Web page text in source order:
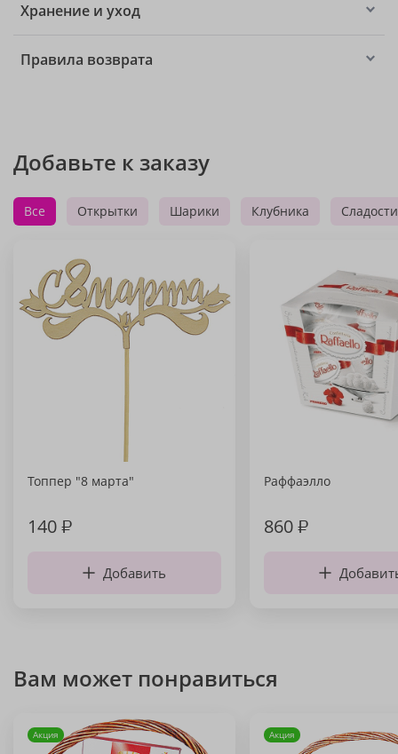
Хранение и уход
Правила возврата
Добавьте к заказу
Все Открытки Шарики Клубника Сладости
Топпер "8 марта"
140₽
Добавить
Раффаэлло
860₽
Вам может понравиться
Акция Акция